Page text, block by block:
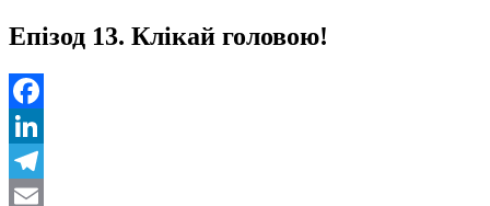
Епізод 13. Клікай головою!
Facebook
LinkedIn
Telegram